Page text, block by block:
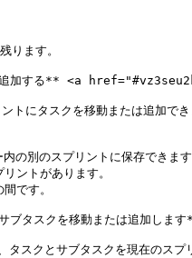
ります。
は追加する** <a
トにタスクを移動または追加でき
ントがあります。
です。
とサブタスクを移動または
スクとサブタスクを現在のスプ